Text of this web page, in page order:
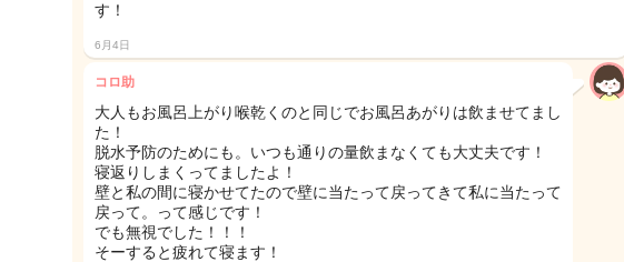
す！
6月4日
コロ助
大人もお風呂上がり喉乾くのと同じでお風呂あがりは飲ませてまし
た！
脱水予防のためにも。いつも通りの量飲まなくても大丈夫です！
寝返りしまくってましたよ！
壁と私の間に寝かせてたので壁に当たって戻ってきて私に当たって
戻って。って感じです！
でも無視でした！！！
そーすると疲れて寝ます！